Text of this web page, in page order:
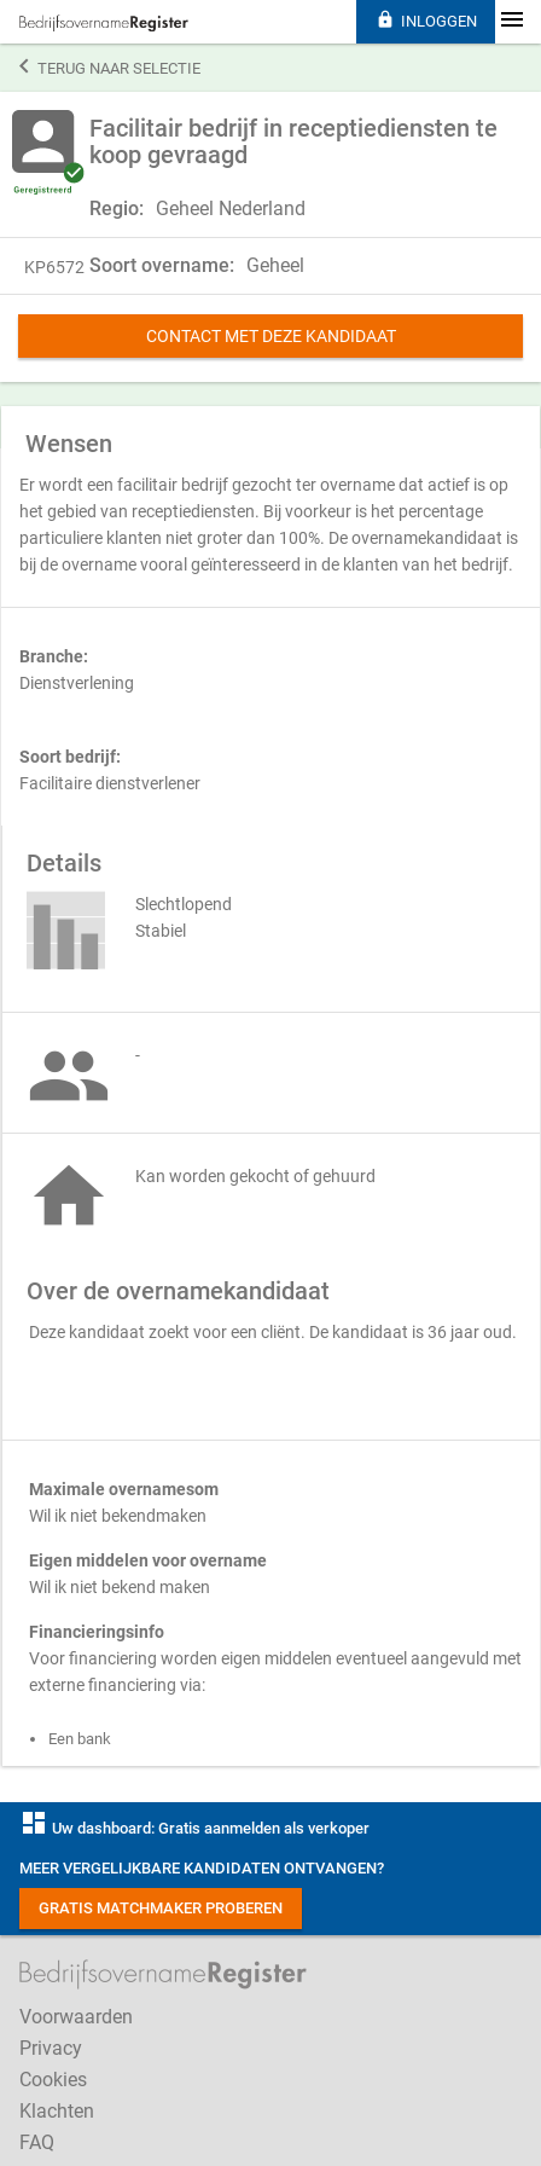
TERUG NAAR SELECTIE
Facilitair bedrijf in receptiediensten te
koop gevraagd
Regio: Geheel Nederland
KP6572 Soort overname: Geheel
CONTACT MET DEZE KANDIDAAT
Wensen
Er wordt een facilitair bedrijf gezocht ter overname dat actief is op
het gebied van receptiediensten. Bij voorkeur is het percentage
particuliere klanten niet groter dan 100%. De overnamekandidaat is
bij de overname vooral geïnteresseerd in de klanten van het bedrijf.
Branche:
Dienstverlening
Soort bedrijf:
Facilitaire dienstverlener
Details
Slechtlopend
Stabiel
 -
 Kan worden gekocht of gehuurd
Over de overnamekandidaat
Deze kandidaat zoekt voor een cliënt. De kandidaat is 36 jaar oud.
Maximale overnamesom
Wil ik niet bekendmaken
Eigen middelen voor overname
Wil ik niet bekend maken
Financieringsinfo
Voor financiering worden eigen middelen eventueel aangevuld met
externe financiering via:
Een bank
 INLOGGEN
dashboard Uw dashboard: Gratis aanmelden als verkoper
MEER VERGELIJKBARE KANDIDATEN ONTVANGEN?
GRATIS MATCHMAKER PROBEREN
Voorwaarden
Privacy
Cookies
Klachten
FAQ